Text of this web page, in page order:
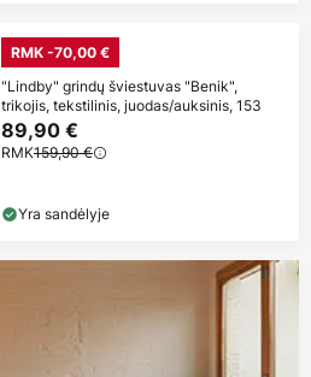
RMK -70,00 €
"Lindby" grindų šviestuvas "Benik",
trikojis, tekstilinis, juodas/auksinis, 153
89,90 €
RMK159,90 €
Yra sandėlyje